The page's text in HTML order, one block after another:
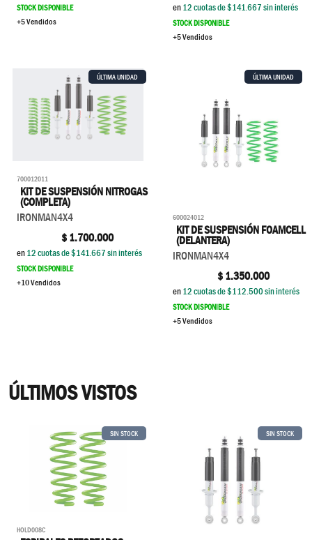
STOCK DISPONIBLE
+5 Vendidos
en12cuotas de $141.667sin interés
STOCK DISPONIBLE
+5 Vendidos
ÚLTIMA UNIDAD
700012011
KIT DE SUSPENSIÓN NITROGAS
(COMPLETA)
IRONMAN4X4
$1.700.000
en12cuotas de $141.667sin interés
STOCK DISPONIBLE
+10 Vendidos
ÚLTIMA UNIDAD
600024012
KIT DE SUSPENSIÓN FOAMCELL
(DELANTERA)
IRONMAN4X4
$1.350.000
en12cuotas de $112.500sin interés
STOCK DISPONIBLE
+5 Vendidos
ÚLTIMOS VISTOS
SIN STOCK
HOLD008C
SIN STOCK